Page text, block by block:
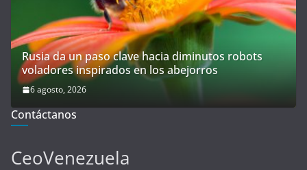
Rusia da un paso clave hacia diminutos robots
voladores inspirados en los abejorros
6 agosto, 2026
Contáctanos
CeoVenezuela